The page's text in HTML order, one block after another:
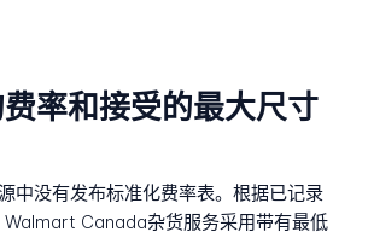
率和接受的最大尺寸
中没有发布标准化费率表。根据已记录
Walmart Canada杂货服务采用带有最低